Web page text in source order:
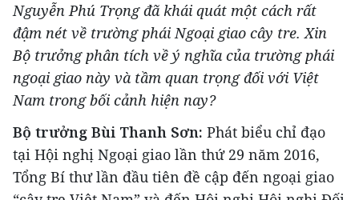
Nguyễn Phú Trọng đã khái quát một cách rất
đậm nét về trường phái Ngoại giao cây tre. Xin
Bộ trưởng phân tích về ý nghĩa của trường phái
ngoại giao này và tầm quan trọng đối với Việt
Nam trong bối cảnh hiện nay?
Bộ trưởng Bùi Thanh Sơn: Phát biểu chỉ đạo
tại Hội nghị Ngoại giao lần thứ 29 năm 2016,
Tổng Bí thư lần đầu tiên đề cập đến ngoại giao